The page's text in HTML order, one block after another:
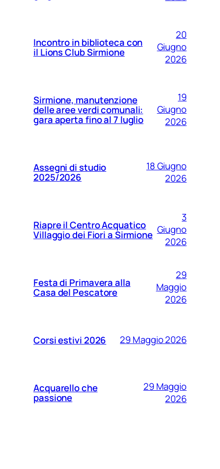
Incontro in biblioteca con
il Lions Club Sirmione
20
Giugno
2026
Sirmione, manutenzione
delle aree verdi comunali:
gara aperta fino al 7 luglio
19
Giugno
2026
Assegni di studio
2025/2026
18 Giugno
2026
Riapre il Centro Acquatico
Villaggio dei Fiori a Sirmione
3
Giugno
2026
Festa di Primavera alla
Casa del Pescatore
29
Maggio
2026
Corsi estivi 2026 29 Maggio 2026
Acquarello che
passione
29 Maggio
2026